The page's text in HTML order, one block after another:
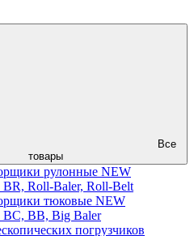
Все
товары
рулонные NEW
Roll-Baler, Roll-Belt
тюковые NEW
BB, Big Baler
погрузчиков